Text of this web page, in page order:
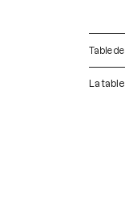
Table
La